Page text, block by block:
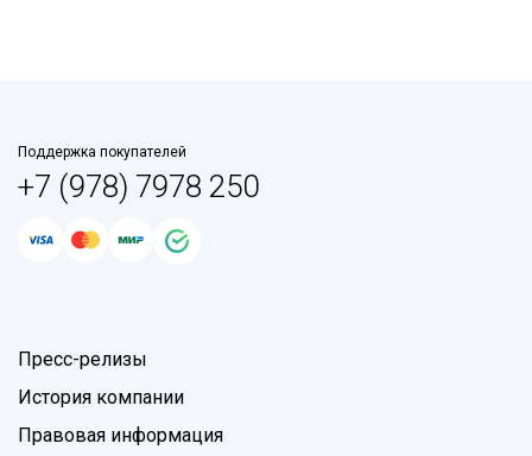
Поддержка покупателей
+7 (978) 7978 250
Пресс-релизы
История компании
Правовая информация